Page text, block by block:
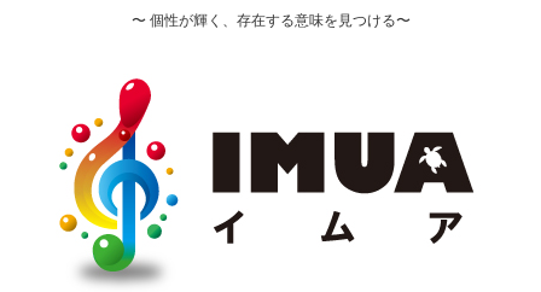
〜 個性が輝く、存在する意味を見つける〜